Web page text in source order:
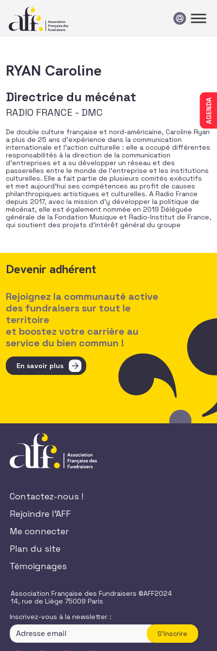
AGENDA
RYAN Caroline
Directrice du mécénat
RADIO FRANCE - DMC
De double culture française et nord-américaine, Caroline Ryan
a plus de 25 ans d’expérience dans la communication
internationale et l’action culturelle : elle a occupé différentes
responsabilités à la direction de la communication
d’entreprises et a su développer un réseau et des
passerelles entre le monde de l’entreprise et les institutions
culturelles. Elle a fait partie de plusieurs comités exécutifs
et met aujourd’hui ses compétences au profit de causes
philanthropiques artistiques et culturelles. A Radio France
depuis 2017, avec la mission d’y développer la politique de
mécénat, elle est également nommée en 2019 Déléguée
générale de la Fondation Musique et Radio-Institut de France,
qui soutient des projets d’intérêt général du groupe
Devenir adhérent
Rejoignez la communauté active
des fundraisers sur tout le
territoire
et boostez votre carrière au
service du bien commun !
En savoir plus
Contactez-nous !
Rejoindre l'AFF
Me connecter
Plan du site
Témoignages
Association Française des Fundraisers ©AFF2024
14, rue de Liège 75009 Paris
Inscrivez-vous à la newsletter :
S'inscrire